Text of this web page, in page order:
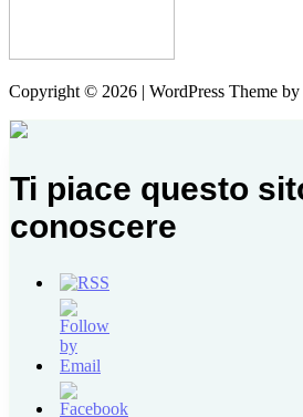
Copyright © 2026 | WordPress Theme by
Ti piace questo
conoscere